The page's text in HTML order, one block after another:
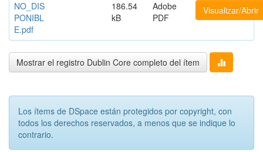
NO_DIS
PONIBL
E.pdf
186.54
kB
Adobe
PDF
Visualizar/Abrir
Mostrar el registro Dublin Core completo del ítem
Los ítems de DSpace están protegidos por copyright, con
todos los derechos reservados, a menos que se indique lo
contrario.